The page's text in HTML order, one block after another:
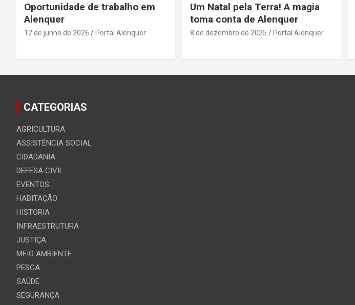
Oportunidade de trabalho em
Alenquer
12 de junho de 2026 Portal Alenquer
Um Natal pela Terra! A magia
toma conta de Alenquer
8 de dezembro de 2025 Portal Alenquer
CATEGORIAS
AGRICULTURA
ASSISTÊNCIA SOCIAL
CIDADANIA
DEFESA CIVIL
EVENTOS
HABITAÇÃO
HISTORIA
INFRAESTRUTURA
JUSTIÇA
MEIO AMBIENTE
PESCA
SAÚDE
SEGURANÇA